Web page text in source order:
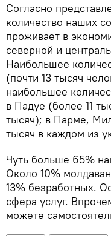
Согласно
количество наших
проживает в
северной и
Наибольшее
(почти 13 тысяч
наибольшее
в Падуе (более 11
тысяч); в Парме,
тысяч в каждом из
Чуть больше 65%
Около 10%
13% безработных.
сфера услуг.
можете